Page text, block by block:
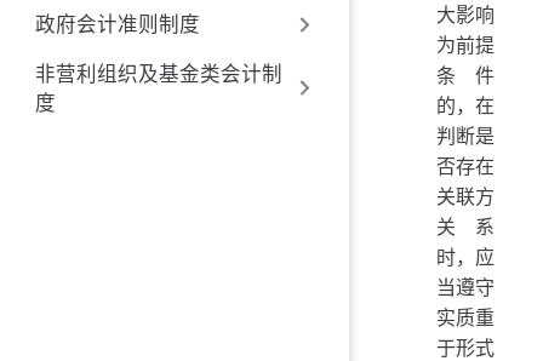
政府会计准则制度
非营利组织及基金类会计制
度
大影响
为前提
条件
的，在
判断是
否存在
关联方
关系
时，应
当遵守
实质重
于形式